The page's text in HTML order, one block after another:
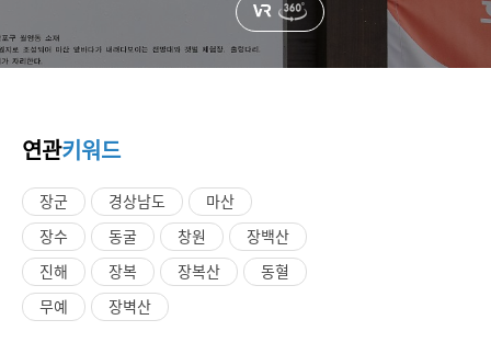
연관키워드
장군 경상남도
마산
장수
동굴 창원
장백산
진해
장복 장복산
동혈
무예
장벽산